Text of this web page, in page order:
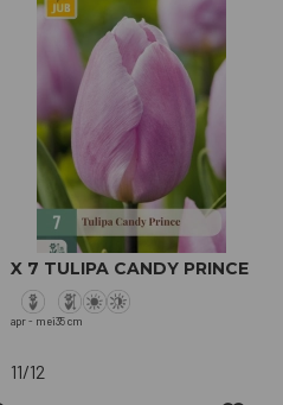
X 7 TULIPA CANDY PRINCE
apr - mei35 cm
11/12